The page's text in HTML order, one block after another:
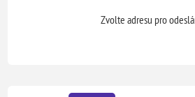
Zvolte adresu pro